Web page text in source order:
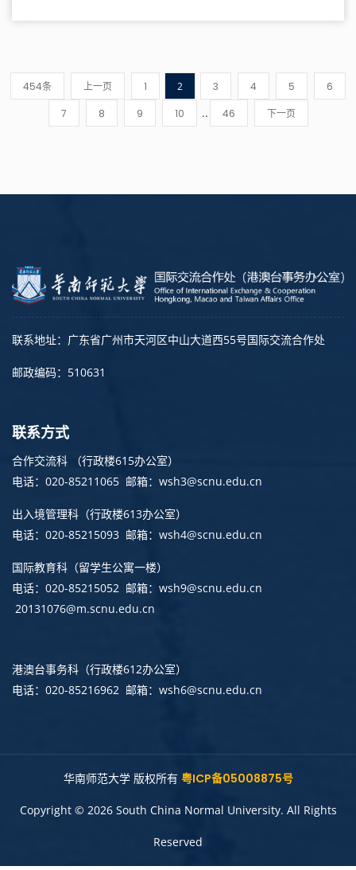
454条 上一页 1 2 3 4 5
6
7
8 9 10 .. 46 下一页
联系地址：广东省广州市天河区中山大道西55号国际交流合作处
邮政编码：510631
联系方式
合作交流科 （行政楼615办公室）
电话：020-85211065 邮箱：wsh3@scnu.edu.cn
出入境管理科 （行政楼613办公室）
电话：020-85215093 邮箱：wsh4@scnu.edu.cn
国际教育科（留学生公寓一楼）
电话：020-85215052 邮箱：wsh9@scnu.edu.cn
20131076@m.scnu.edu.cn
港澳台事务科 （行政楼612办公室）
电话：020-85216962 邮箱：wsh6@scnu.edu.cn
华南师范大学 版权所有 粤ICP备05008875号
Copyright © 2026 South China Normal University. All Rights
Reserved